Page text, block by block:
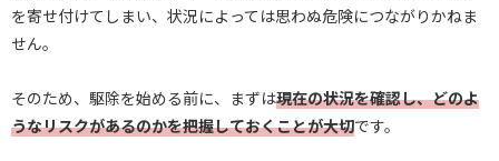
を寄せ付けてしまい、状況によっては思わぬ危険につながりかねま
せん。
そのため、駆除を始める前に、まずは現在の状況を確認し、どのよ
うなリスクがあるのかを把握しておくことが大切です。